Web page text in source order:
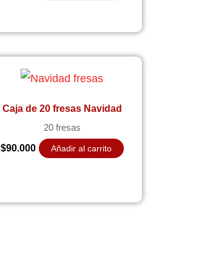
Caja de 20 fresas Navidad
20 fresas
$90.000 Añadir al carrito